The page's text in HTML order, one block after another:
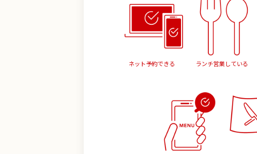
ネット予約できる ランチ営業している